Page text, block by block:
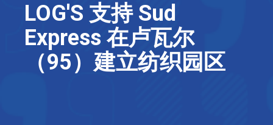
LOG'S 支持 Sud
Express 在卢瓦尔
（95）建立纺织园区